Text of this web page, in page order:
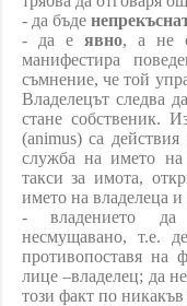
- да бъде
- да е явно, а не
манифестира
съмнение, че той
Владелецът следва
стане собственик.
(animus)са действия
служба на името на
такси за имота,
името на владелеца
- владението
несмущавано, т.е.
противопоставя на
лице –владелец; да
този факт по